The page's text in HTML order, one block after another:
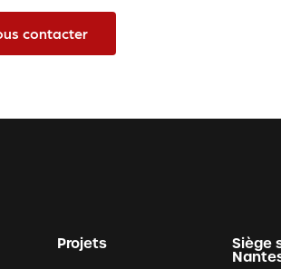
contacter
Projets Siège